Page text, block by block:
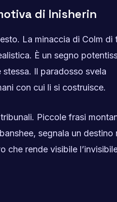
di Inisherin
La minaccia di Colm di
È un segno
Il paradosso svela
con cui li si costruisce.
Piccole frasi
segnala un destino
che rende visibile